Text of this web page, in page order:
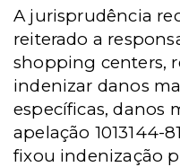
A jurisprudência
reiterado a
shopping centers,
indenizar danos
específicas, danos
apelação 1013144-
fixou indenização